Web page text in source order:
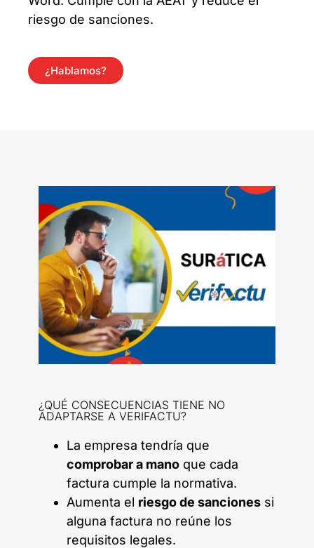
riesgo de sanciones.
¿Hablamos?
¿QUÉ CONSECUENCIAS TIENE NO
ADAPTARSE A VERIFACTU?
La empresa tendría que
comprobar a mano que cada
factura cumple la normativa.
Aumenta el riesgo de sanciones si
alguna factura no reúne los
requisitos legales.